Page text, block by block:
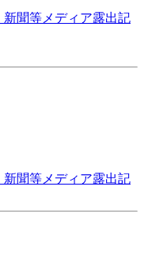
聞等メディア露出記
聞等メディア露出記